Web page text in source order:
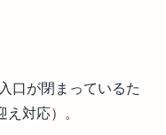
口が閉まっているた
対応）。